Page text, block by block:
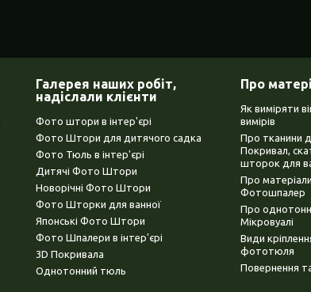
Галерея наших робіт,
надіслали клієнти
Фото штори в інтер'єрі
Фото Штори для дитячого садка
Фото Тюль в інтер'єрі
Дитячі Фото Штори
Новорічні Фото Штори
Фото Шторки для ванної
Японські Фото Штори
Фото Шпалери в інтер'єрі
3D Покривала
Однотонний тюль
Про
Як виміряти
вимірів
Про тканини
Покривал,
шторок для
Про
Фотошпалер
Про
Мікровуалі
Види
фототюля
Повернення